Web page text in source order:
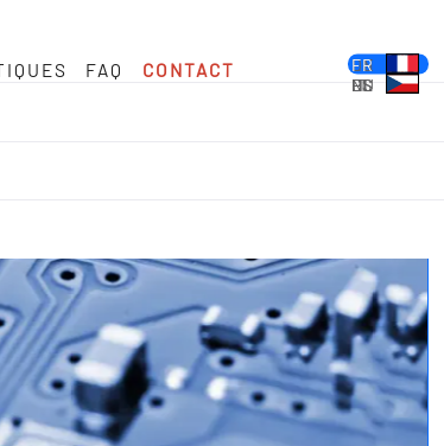
FAQ CONTACT DE
EN
FR
ES
PL
IT
NL
HU
CS